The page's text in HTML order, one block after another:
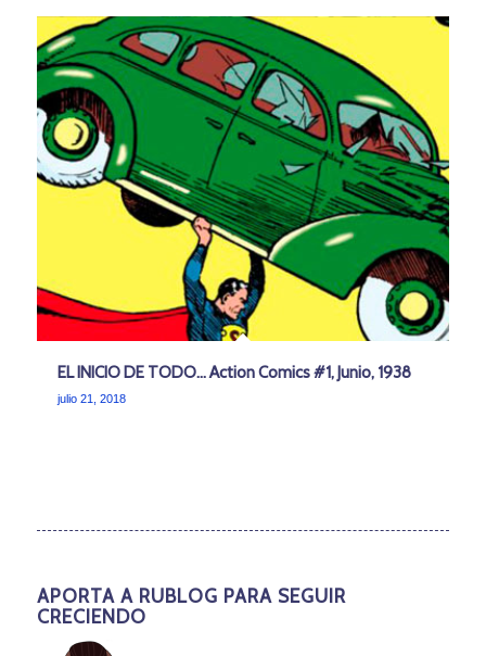
EL INICIO DE TODO… Action Comics #1, Junio, 1938
julio 21, 2018
APORTA A RUBLOG PARA SEGUIR
CRECIENDO